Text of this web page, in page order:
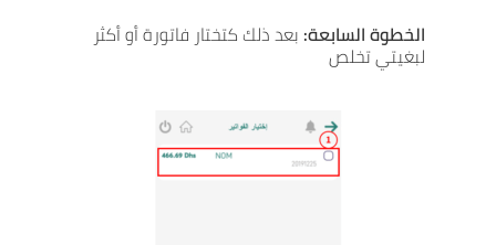
الخطوة السابعة: بعد ذلك كتختار فاتورة أو أكثر
لبغيتي تخلص